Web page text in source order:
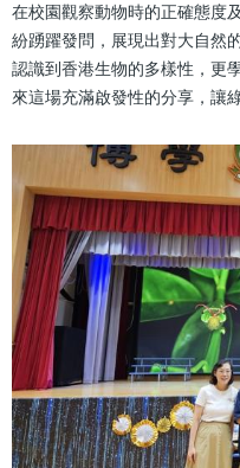
在校園觀察動物時的正確態度
紛踴躍發問，展現出對大自然
認識到香港生物的多樣性，更
來這場充滿啟發性的分享，讓